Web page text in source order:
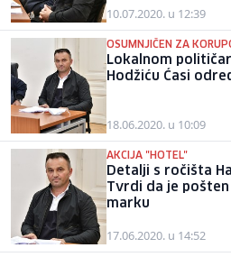
10.07.2020. u 12:39
OSUMNJIČEN ZA
Lokalnom
Hodžiću Ćasi
18.06.2020. u 10:09
AKCIJA "HOTEL"
Detalji s ročišta
Tvrdi da je
marku
17.06.2020. u 14:52